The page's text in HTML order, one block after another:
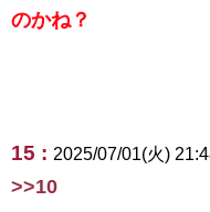
のかね？
15 : 2025/07/01(火)
>>10